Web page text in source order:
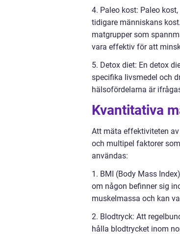
4. Paleo kost: Paleo
tidigare människans
matgrupper som
vara effektiv för att
5. Detox diet: En detox
specifika livsmedel och
hälsofördelarna är
Kvantitativa
Att mäta effektiviteten
och multipel faktorer
användas:
1. BMI (Body Mass
om någon befinner sig
muskelmassa och kan
2. Blodtryck: Att
hålla blodtrycket inom